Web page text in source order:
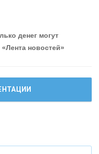
при цифровом
денег могут
новостей»